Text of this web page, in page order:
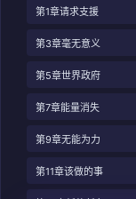
第1章请求支援
第3章毫无意义
第5章世界政府
第7章能量消失
第9章无能为力
第11章该做的事